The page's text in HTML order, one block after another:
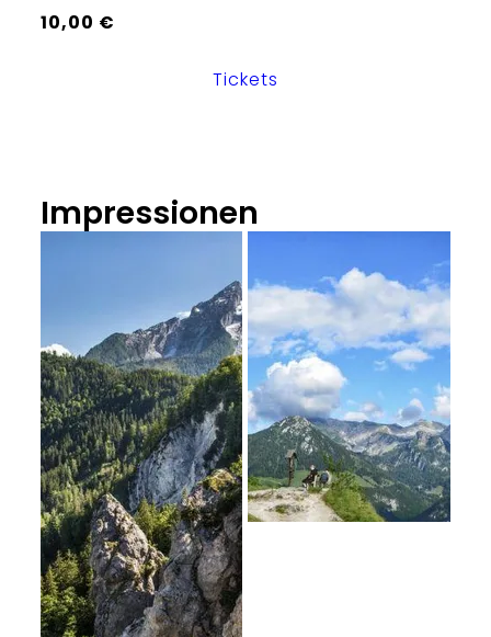
10,00 €
Tickets
Impressionen